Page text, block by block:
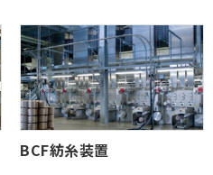
BCF紡糸装置